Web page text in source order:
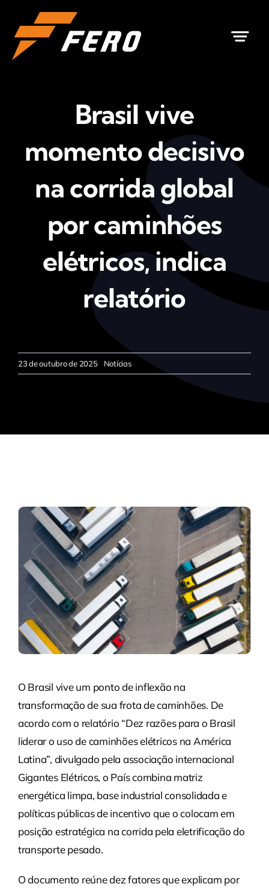
para
conteúdo
Brasil vive
momento decisivo
na corrida global
por caminhões
elétricos, indica
relatório
23 de outubro de 2025 Notícias
O Brasil vive um ponto de inflexão na
transformação de sua frota de caminhões. De
acordo com o relatório “Dez razões para o Brasil
liderar o uso de caminhões elétricos na América
Latina”, divulgado pela associação internacional
Gigantes Elétricos, o País combina matriz
energética limpa, base industrial consolidada e
políticas públicas de incentivo que o colocam em
posição estratégica na corrida pela eletrificação do
transporte pesado.
O documento reúne dez fatores que explicam por